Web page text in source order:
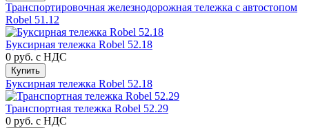
Транспортировочная железнодорожная тележка с автостопом
Robel 51.12
Буксирная тележка Robel 52.18
0 руб. с НДС
Купить
Буксирная тележка Robel 52.18
Транспортная тележка Robel 52.29
0 руб. с НДС